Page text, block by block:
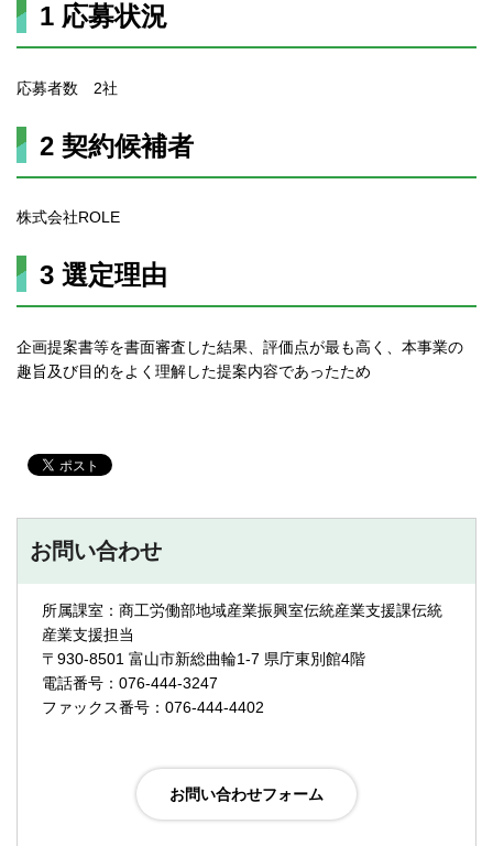
1 応募状況
応募者数 2社
2 契約候補者
株式会社ROLE
3 選定理由
企画提案書等を書面審査した結果、評価点が最も高く、本事業の
趣旨及び目的をよく理解した提案内容であったため
お問い合わせ
所属課室：商工労働部地域産業振興室伝統産業支援課伝統
産業支援担当
〒930-8501 富山市新総曲輪1-7 県庁東別館4階
電話番号：076-444-3247
ファックス番号：076-444-4402